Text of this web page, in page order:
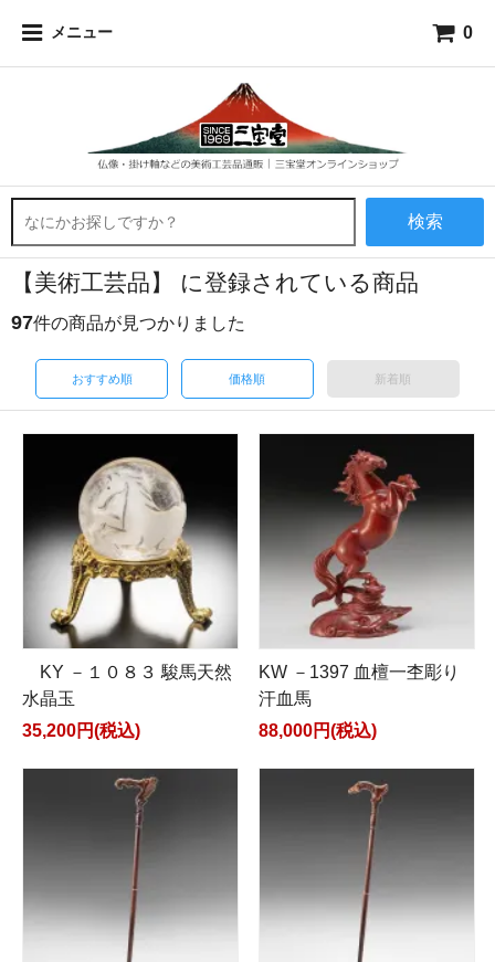
メニュー 0
検索
【美術工芸品】 に登録されている商品
97件の商品が見つかりました
おすすめ順 価格順 新着順
KY －１０８３ 駿馬天然
水晶玉
35,200円(税込)
KW －1397 血檀一杢彫り
汗血馬
88,000円(税込)